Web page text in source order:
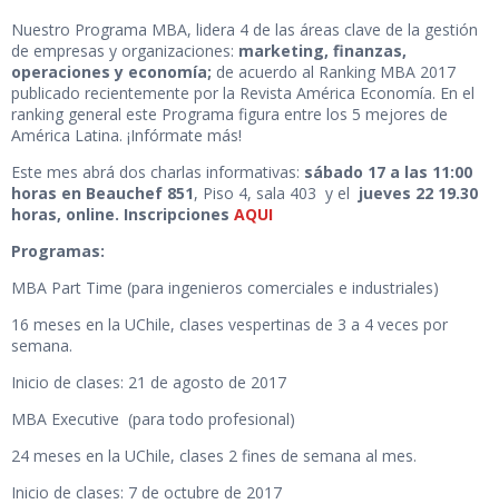
Nuestro Programa MBA, lidera 4 de las áreas clave de la gestión
de empresas y organizaciones: marketing, finanzas,
operaciones y economía; de acuerdo al Ranking MBA 2017
publicado recientemente por la Revista América Economía. En el
ranking general este Programa figura entre los 5 mejores de
América Latina. ¡Infórmate más!
Este mes abrá dos charlas informativas: sábado 17 a las 11:00
horas en Beauchef 851, Piso 4, sala 403 y el jueves 22 19.30
horas, online. Inscripciones AQUI
Programas:
MBA Part Time (para ingenieros comerciales e industriales)
16 meses en la UChile, clases vespertinas de 3 a 4 veces por
semana.
Inicio de clases: 21 de agosto de 2017
MBA Executive (para todo profesional)
24 meses en la UChile, clases 2 fines de semana al mes.
Inicio de clases: 7 de octubre de 2017